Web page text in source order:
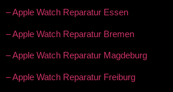
– Apple Watch Reparatur Essen
– Apple Watch Reparatur Bremen
– Apple Watch Reparatur Magdeburg
– Apple Watch Reparatur Freiburg